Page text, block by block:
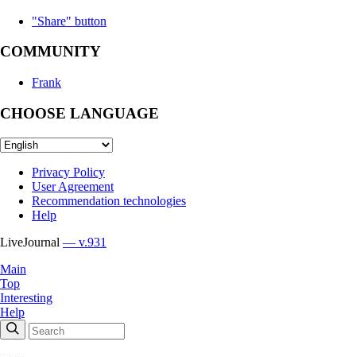
"Share" button
COMMUNITY
Frank
CHOOSE LANGUAGE
Privacy Policy
User Agreement
Recommendation technologies
Help
LiveJournal — v.931
Main
Top
Interesting
Help